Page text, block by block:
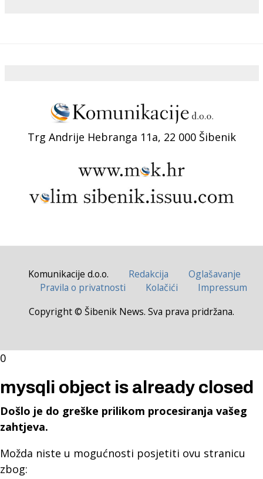
Trg Andrije Hebranga 11a, 22 000 Šibenik
Komunikacije d.o.o. Redakcija
Oglašavanje
Pravila o privatnosti
Kolačići
Impressum
Copyright © Šibenik News. Sva prava pridržana.
0
mysqli object is already closed
Došlo je do greške prilikom procesiranja vašeg
zahtjeva.
Možda niste u mogućnosti posjetiti ovu stranicu
zbog: